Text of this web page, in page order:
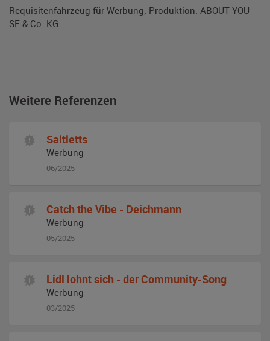
Requisitenfahrzeug für Werbung; Produktion: ABOUT YOU
SE & Co. KG
Weitere Referenzen
Saltletts
Werbung
06/2025
Catch the Vibe - Deichmann
Werbung
05/2025
Lidl lohnt sich - der Community-Song
Werbung
03/2025